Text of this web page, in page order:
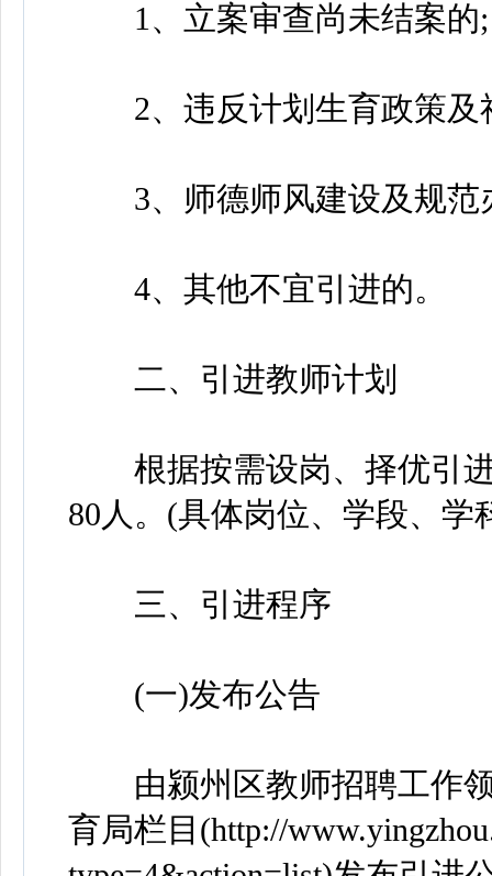
1、立案审查尚未结案的;
2、违反计划生育政策及
3、师德师风建设及规范
4、其他不宜引进的。
二、引进教师计划
根据按需设岗、择优引进
80人。(具体岗位、学段、学
三、引进程序
(一)发布公告
由颍州区教师招聘工作领
育局栏目(http://